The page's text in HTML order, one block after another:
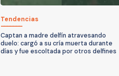
Tendencias
Captan a madre delfín atravesando
duelo: cargó a su cría muerta durante
días y fue escoltada por otros delfines